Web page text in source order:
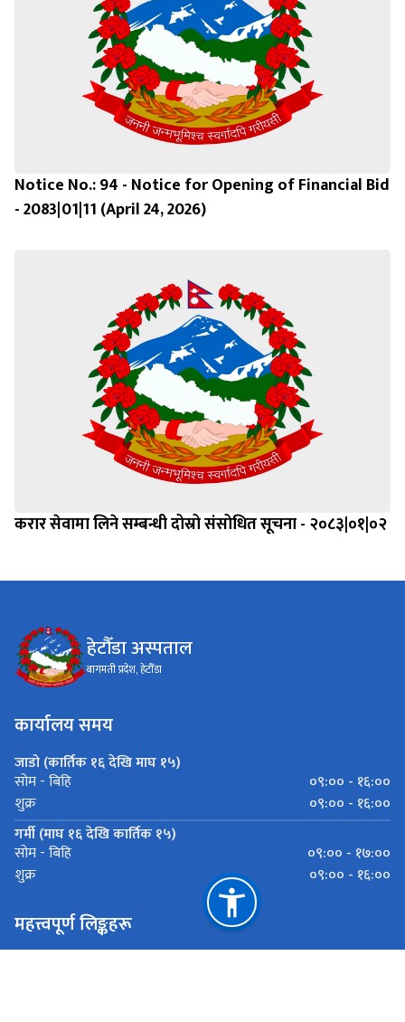
Notice No.: 94 - Notice for Opening of Financial Bid
- 2083|01|11 (April 24, 2026)
करार सेवामा लिने सम्बन्धी दोस्रो संसोधित सूचना - २०८३|०१|०२
हेटौँडा अस्पताल
बागमती प्रदेश, हेटौँडा
कार्यालय समय
जाडो (कार्तिक १६ देखि माघ १५)
सोम - बिहि
०९:०० - १६:००
शुक्र
०९:०० - १६:००
गर्मी (माघ १६ देखि कार्तिक १५)
सोम - बिहि
०९:०० - १७:००
शुक्र
०९:०० - १६:००
महत्त्वपूर्ण लिङ्कहरू